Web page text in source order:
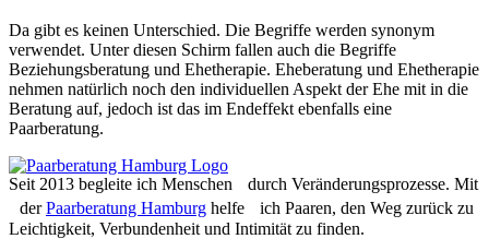
Da gibt es keinen Unterschied. Die Begriffe werden synonym
verwendet. Unter diesen Schirm fallen auch die Begriffe
Beziehungsberatung und Ehetherapie. Eheberatung und Ehetherapie
nehmen natürlich noch den individuellen Aspekt der Ehe mit in die
Beratung auf, jedoch ist das im Endeffekt ebenfalls eine
Paarberatung.
Seit 2013 begleite ich Menschen durch Veränderungsprozesse. Mit
derPaarberatung Hamburg helfe ich Paaren, den Weg zurück zu
Leichtigkeit, Verbundenheit und Intimität zu finden.